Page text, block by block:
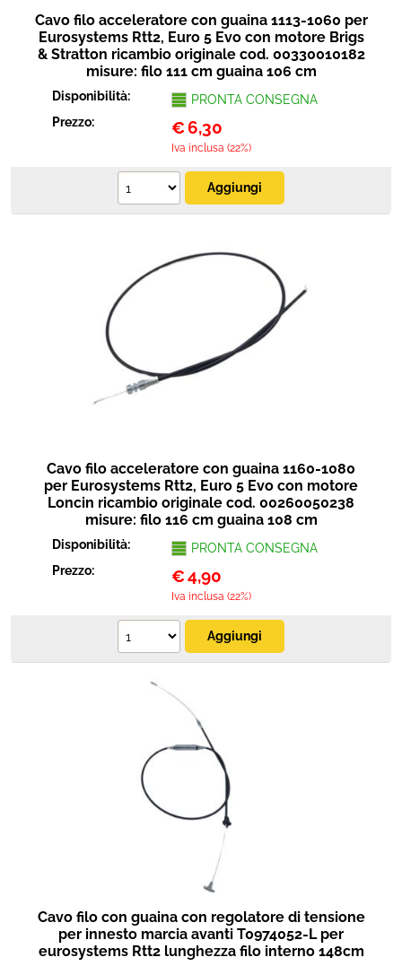
Cavo filo acceleratore con guaina 1113-1060 per
Eurosystems Rtt2, Euro 5 Evo con motore Brigs
& Stratton ricambio originale cod. 00330010182
misure: filo 111 cm guaina 106 cm
Disponibilità:
PRONTA CONSEGNA
Prezzo:
€6,30
Iva inclusa (22%)
Cavo filo acceleratore con guaina 1160-1080
per Eurosystems Rtt2, Euro 5 Evo con motore
Loncin ricambio originale cod. 00260050238
misure: filo 116 cm guaina 108 cm
Disponibilità:
PRONTA CONSEGNA
Prezzo:
€4,90
Iva inclusa (22%)
Cavo filo con guaina con regolatore di tensione
per innesto marcia avanti T0974052-L per
eurosystems Rtt2 lunghezza filo interno 148cm